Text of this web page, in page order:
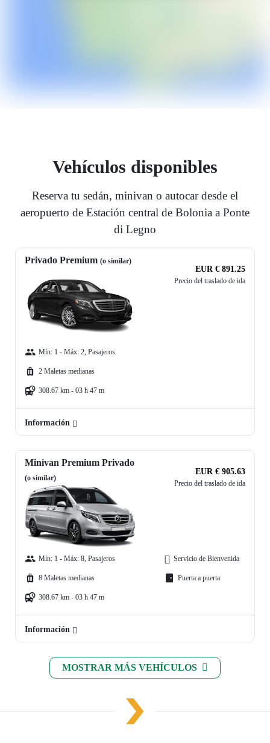
Vehículos disponibles
Reserva tu sedán, minivan o autocar desde el
aeropuerto de Estación central de Bolonia a Ponte
di Legno
Privado Premium (o similar)
EUR € 891.25
Precio del traslado de ida
Mín: 1 - Máx: 2, Pasajeros
2 Maletas medianas
308.67 km - 03 h 47 m
Información
Minivan Premium Privado
(o similar)
EUR € 905.63
Precio del traslado de ida
Mín: 1 - Máx: 8, Pasajeros
8 Maletas medianas
308.67 km - 03 h 47 m
Servicio de Bienvenida
Puerta a puerta
Información
MOSTRAR MÁS VEHÍCULOS